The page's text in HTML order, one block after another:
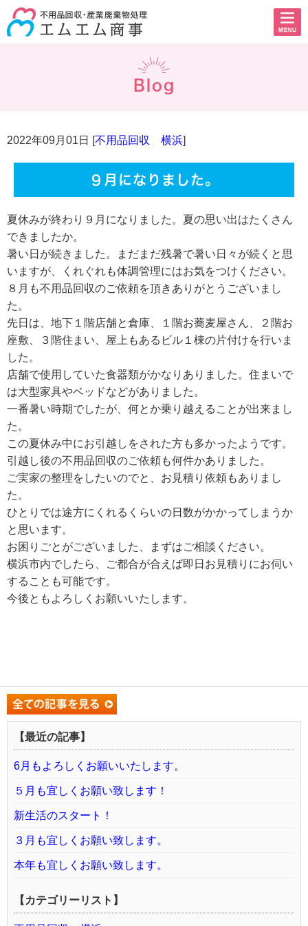
Blog
2022年09月01日 [不用品回収 横浜]
９月になりました。
夏休みが終わり９月になりました。夏の思い出はたくさん
できましたか。
暑い日が続きました。まだまだ残暑で暑い日々が続くと思
いますが、くれぐれも体調管理にはお気をつけください。
８月も不用品回収のご依頼を頂きありがとうございまし
た。
先日は、地下１階店舗と倉庫、１階お蕎麦屋さん、２階お
座敷、３階住まい、屋上もあるビル１棟の片付けを行いま
した。
店舗で使用していた食器類がかなりありました。住まいで
は大型家具やベッドなどがありました。
一番暑い時期でしたが、何とか乗り越えることが出来まし
た。
この夏休み中にお引越しをされた方も多かったようです。
引越し後の不用品回収のご依頼も何件かありました。
ご実家の整理をしたいのでと、お見積り依頼もありまし
た。
ひとりでは途方にくれるくらいの日数がかかってしまうか
と思います。
お困りごとがございました、まずはご相談ください。
横浜市内でしたら、ご都合が合えば即日お見積りにお伺い
することも可能です。
今後ともよろしくお願いいたします。
【最近の記事】
6月もよろしくお願いいたします。
５月も宜しくお願い致します！
新生活のスタート！
３月も宜しくお願い致します。
本年も宜しくお願い致します。
【カテゴリーリスト】